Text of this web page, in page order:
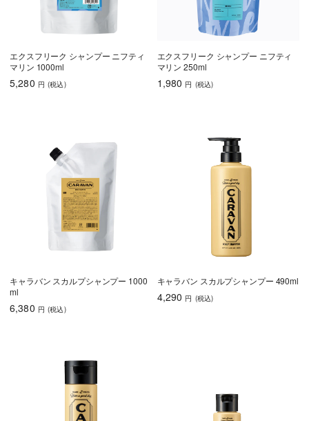
エクスフリーク シャンプー ニフティ
マリン 1000ml
5,280 円 (税込)
エクスフリーク シャンプー ニフティ
マリン 250ml
1,980 円 (税込)
キャラバン スカルプシャンプー 1000
ml
6,380 円 (税込)
キャラバン スカルプシャンプー 490ml
4,290 円 (税込)